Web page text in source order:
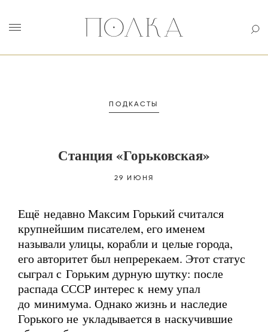
ПОДКАСТЫ
Станция «Горьковская»
29 ИЮНЯ
Ещё недавно Максим Горький считался
крупнейшим писателем, его именем
называли улицы, корабли и целые города,
его авторитет был непререкаем. Этот статус
сыграл с Горьким дурную шутку: после
распада СССР интерес к нему упал
до минимума. Однако жизнь и наследие
Горького не укладывается в наскучившие